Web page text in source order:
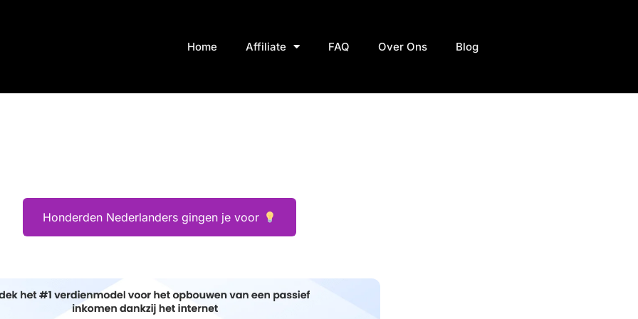
Home Affiliate FAQ Over Ons Blog
Honderden Nederlanders gingen je voor